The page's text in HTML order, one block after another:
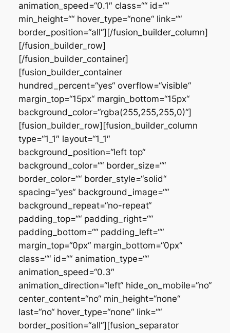
animation_speed=“0.1″ class=““ id=““
min_height=““ hover_type=“none“ link=““
border_position=“all“][/fusion_builder_column]
[/fusion_builder_row]
[/fusion_builder_container]
[fusion_builder_container
hundred_percent=“yes“ overflow=“visible“
margin_top=“15px“ margin_bottom=“15px“
background_color=“rgba(255,255,255,0)“]
[fusion_builder_row][fusion_builder_column
type=“1_1″ layout=“1_1″
background_position=“left top“
background_color=““ border_size=““
border_color=““ border_style=“solid“
spacing=“yes“ background_image=““
background_repeat=“no-repeat“
padding_top=““ padding_right=““
padding_bottom=““ padding_left=““
margin_top=“0px“ margin_bottom=“0px“
class=““ id=““ animation_type=““
animation_speed=“0.3″
animation_direction=“left“ hide_on_mobile=“no“
center_content=“no“ min_height=“none“
last=“no“ hover_type=“none“ link=““
border_position=“all“][fusion_separator